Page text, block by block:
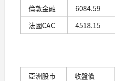
倫敦金融
6084.59
法國CAC
4518.15
亞洲股市 收盤價